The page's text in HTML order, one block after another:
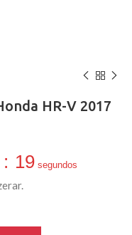
HR-V 2017
: 19 segundos